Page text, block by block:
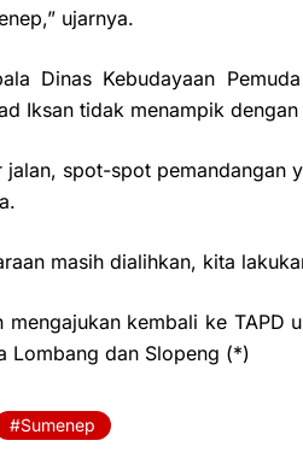
ujarnya.
Dinas Kebudayaan
Iksan tidak menampik
jalan, spot-spot pemandangan
masih dialihkan, kita
mengajukan kembali ke TAPD
Lombang dan Slopeng (*)
Sumenep